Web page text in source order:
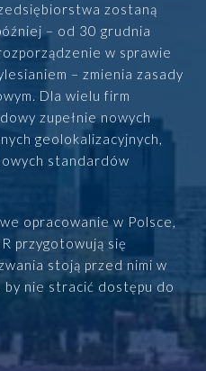
zostaną
– od 30 grudnia
w sprawie
– zmienia zasady
Dla wielu firm
zupełnie nowych
geolokalizacyjnych,
standardów
opracowanie w Polsce,
przygotowują się
stoją przed nimi w
nie stracić dostępu do